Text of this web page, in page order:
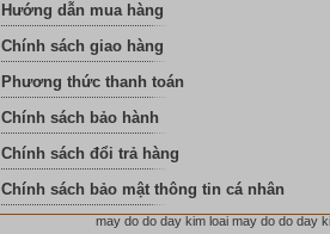
Hướng dẫn mua hàng
Chính sách giao hàng
Phương thức thanh toán
Chính sách bảo hành
Chính sách đổi trả hàng
Chính sách bảo mật thông tin cá nhân
may do do day kim loai may do do day